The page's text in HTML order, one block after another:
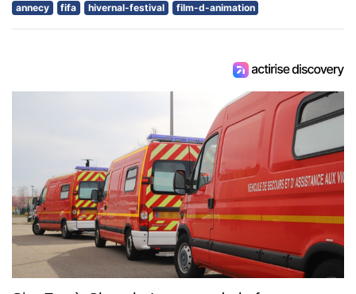
annecy fifa hivernal-festival film-d-animation